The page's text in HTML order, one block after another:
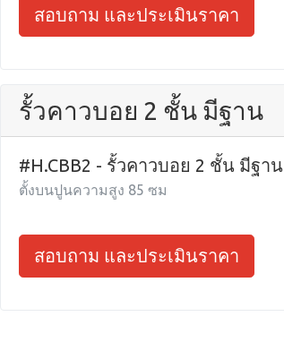
สอบถาม และประเมินราคา
รั้วคาวบอย 2 ชั้น มีฐาน
#H.CBB2 - รั้วคาวบอย 2 ชั้น มีฐาน
ตั้งบนปูนความสูง 85 ซม
สอบถาม และประเมินราคา